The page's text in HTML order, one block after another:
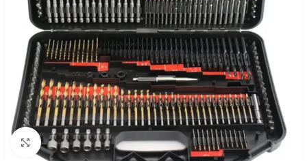
Kliknite za uvećanje